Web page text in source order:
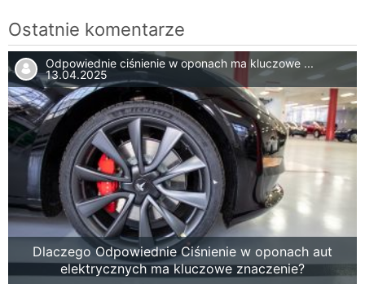
Ostatnie komentarze
Odpowiednie ciśnienie w oponach ma kluczowe ...
13.04.2025
Dlaczego Odpowiednie Ciśnienie w oponach aut
elektrycznych ma kluczowe znaczenie?